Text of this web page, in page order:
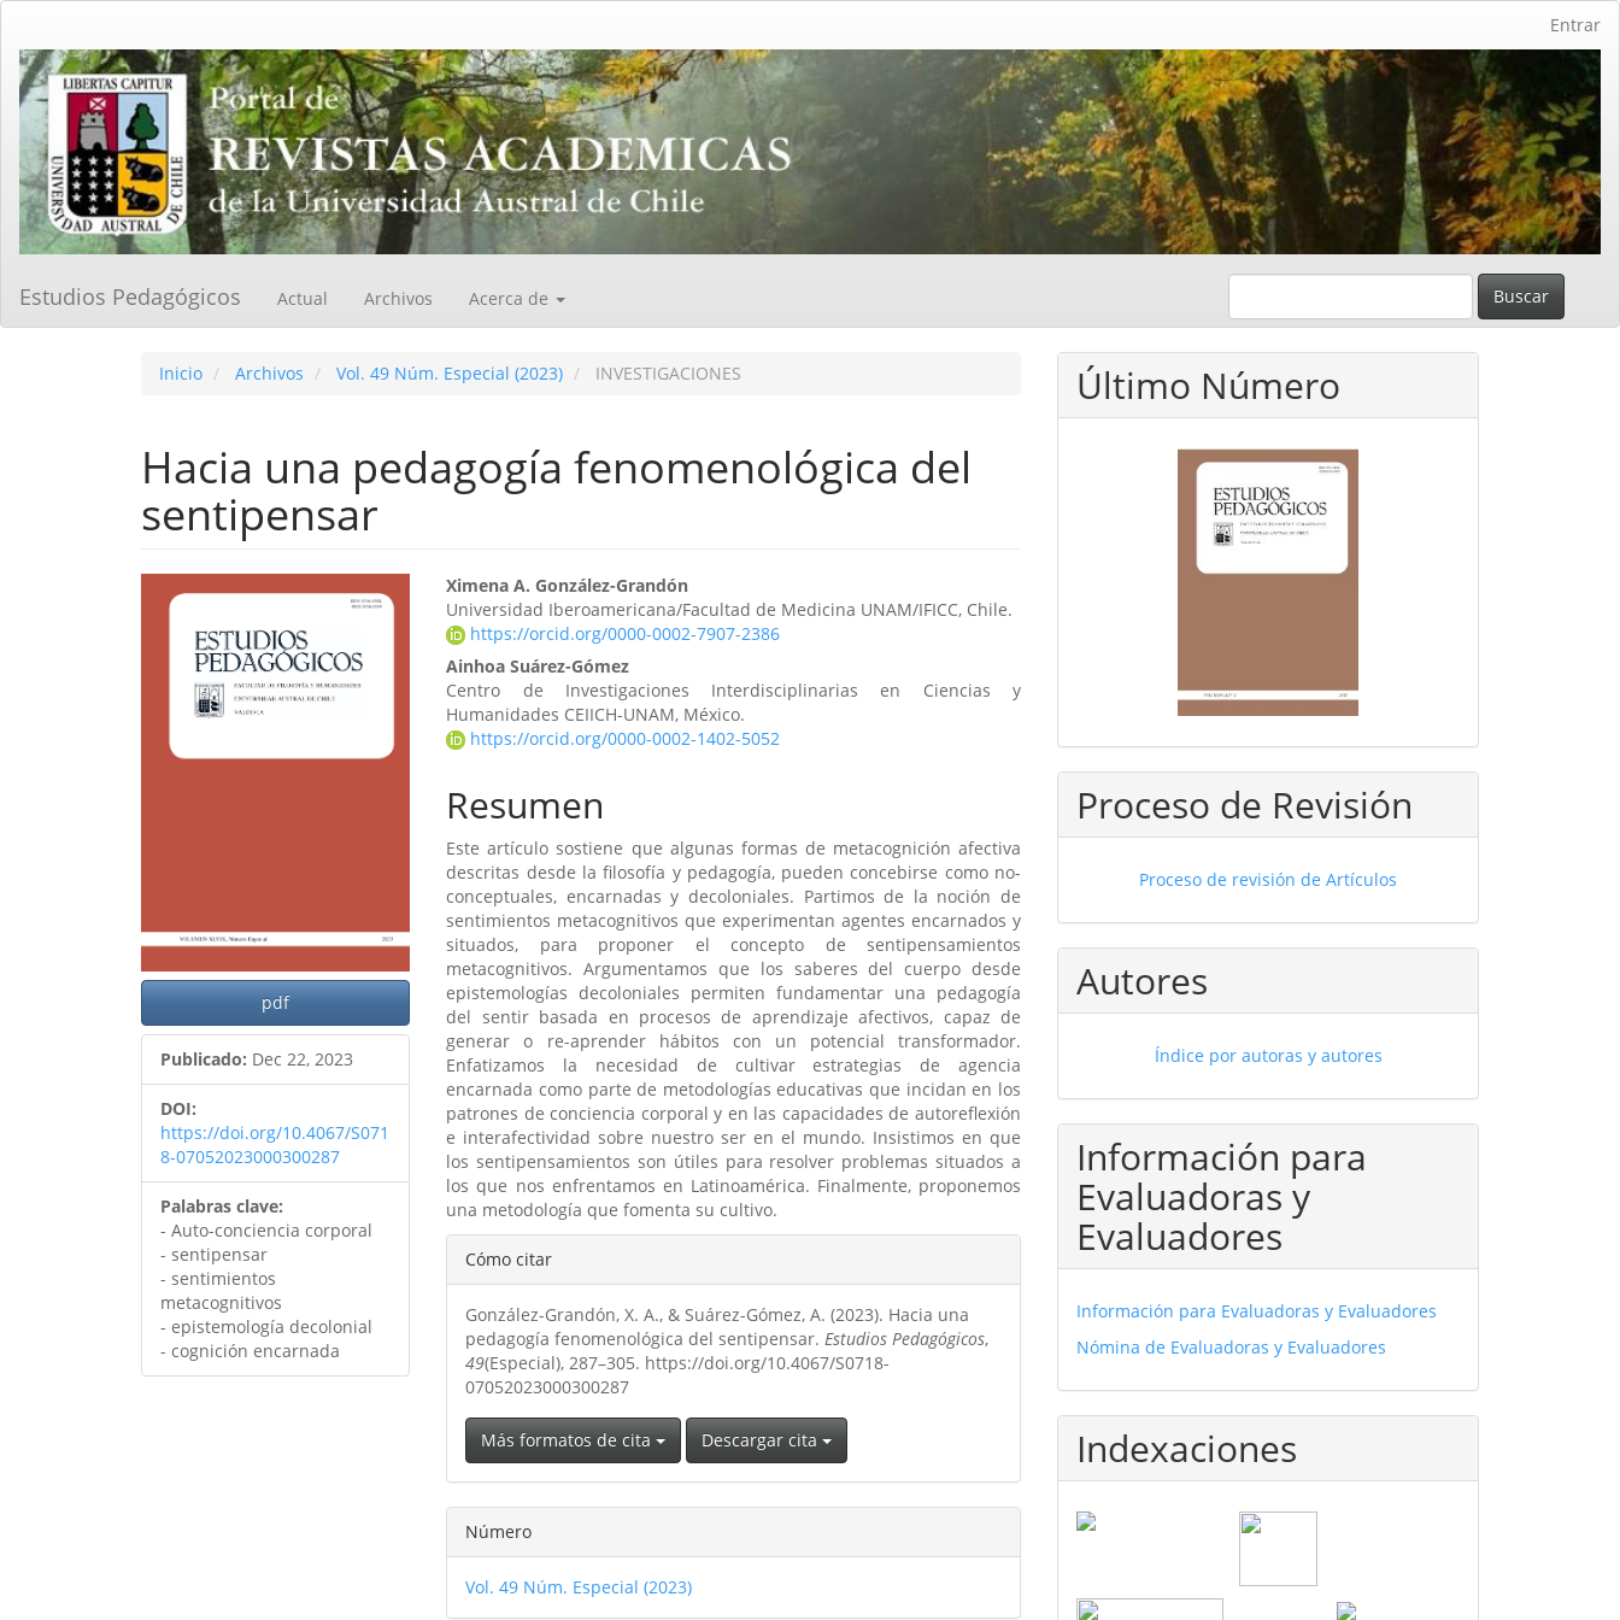
Contenido
principal
Barra
lateral
Entrar
Estudios Pedagógicos Actual Archivos Acerca de Buscar
Inicio Archivos Vol. 49 Núm. Especial (2023) INVESTIGACIONES
Hacia una pedagogía fenomenológica del
sentipensar
Barra
lateral
artículo
pdf
Publicado: Dec 22, 2023
DOI:
https://doi.org/10.4067/S071
8-07052023000300287
Palabras clave:
- Auto-conciencia corporal
- sentipensar
- sentimientos
metacognitivos
- epistemología decolonial
- cognición encarnada
Contenido
principal
del
artículo
Ximena A. González-Grandón
Universidad Iberoamericana/Facultad de Medicina UNAM/IFICC, Chile.
https://orcid.org/0000-0002-7907-2386
Ainhoa Suárez-Gómez
Centro de Investigaciones Interdisciplinarias en Ciencias y
Humanidades CEIICH-UNAM, México.
https://orcid.org/0000-0002-1402-5052
Resumen
Este artículo sostiene que algunas formas de metacognición afectiva
descritas desde la filosofía y pedagogía, pueden concebirse como no-
conceptuales, encarnadas y decoloniales. Partimos de la noción de
sentimientos metacognitivos que experimentan agentes encarnados y
situados, para proponer el concepto de sentipensamientos
metacognitivos. Argumentamos que los saberes del cuerpo desde
epistemologías decoloniales permiten fundamentar una pedagogía
del sentir basada en procesos de aprendizaje afectivos, capaz de
generar o re-aprender hábitos con un potencial transformador.
Enfatizamos la necesidad de cultivar estrategias de agencia
encarnada como parte de metodologías educativas que incidan en los
patrones de conciencia corporal y en las capacidades de autoreflexión
e interafectividad sobre nuestro ser en el mundo. Insistimos en que
los sentipensamientos son útiles para resolver problemas situados a
los que nos enfrentamos en Latinoamérica. Finalmente, proponemos
una metodología que fomenta su cultivo.
Detalles
del
artículo
Cómo citar
González-Grandón, X. A., & Suárez-Gómez, A. (2023). Hacia una
pedagogía fenomenológica del sentipensar.Estudios Pedagógicos,
49(Especial), 287–305. https://doi.org/10.4067/S0718-
07052023000300287
Más formatos de cita Descargar cita
Número
Vol. 49 Núm. Especial (2023)
Último Número
Proceso de Revisión
Proceso de revisión de Artículos
Autores
Índice por autoras y autores
Información para
Evaluadoras y
Evaluadores
Información para Evaluadoras y Evaluadores
Nómina de Evaluadoras y Evaluadores
Indexaciones